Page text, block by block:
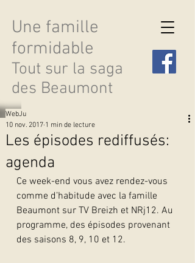
Une famille
formidable
Tout sur la saga
des Beaumont
Les épisodes rediffusés:
agenda
WebJu
10 nov. 2017 1 min de lecture
Ce week-end vous avez rendez-vous
comme d’habitude avec la famille
Beaumont sur TV Breizh et NRj12. Au
programme, des épisodes provenant
des saisons 8, 9, 10 et 12.